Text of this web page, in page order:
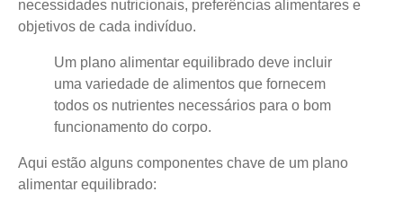
necessidades nutricionais, preferências alimentares e
objetivos de cada indivíduo.
Um plano alimentar equilibrado deve incluir
uma variedade de alimentos que fornecem
todos os nutrientes necessários para o bom
funcionamento do corpo.
Aqui estão alguns componentes chave de um plano
alimentar equilibrado: